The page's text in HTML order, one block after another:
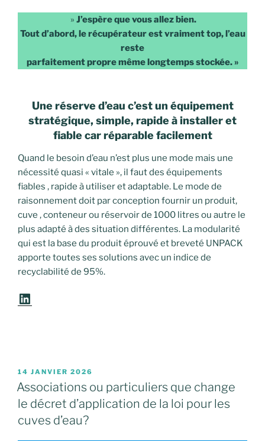
» J’espère que vous allez bien.
Tout d’abord, le récupérateur est vraiment top, l’eau
reste
parfaitement propre même longtemps stockée. »
Une réserve d’eau c’est un équipement
stratégique, simple, rapide à installeret
fiable car réparable facilement
Quand le besoin d’eau n’est plus une mode mais une
nécessité quasi « vitale », il faut des équipements
fiables , rapide à utiliser et adaptable. Le mode de
raisonnement doit par conception fournir un produit,
cuve , conteneur ou réservoir de 1000 litres ou autre le
plus adapté à des situation différentes. La modularité
qui est la base du produit éprouvé et breveté UNPACK
apporte toutes ses solutions avec un indice de
recyclabilité de 95%.
LinkedIn
PUBLIÉ
LE
14 JANVIER 2026
Associations ou particuliers que change
le décret d’application de la loi pour les
cuves d’eau?